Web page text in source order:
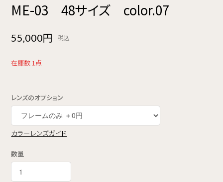
ME-03 48サイズ color.07
55,000円 税込
在庫数 1点
レンズのオプション
カラーレンズガイド
数量